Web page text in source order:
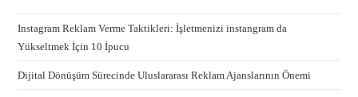
Instagram Reklam Verme Taktikleri: İşletmenizi instangram da
Yükseltmek İçin 10 İpucu
Dijital Dönüşüm Sürecinde Uluslararası Reklam Ajanslarının Önemi